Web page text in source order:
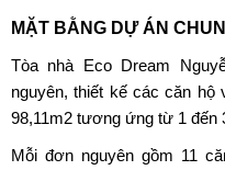
MẶT BẰNG DỰ ÁN
Tòa nhà Eco Dream
nguyên, thiết kế các căn hộ
98,11m2 tương ứng từ 1 đến
Mỗi đơn nguyên gồm 11